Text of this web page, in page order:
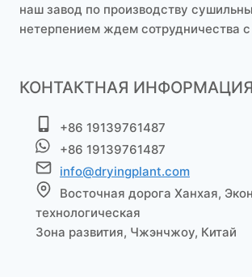
наш завод по производству
нетерпением ждем сотрудничества
КОНТАКТНАЯ ИНФОРМАЦИЯ
+86 19139761487
+86 19139761487
info@dryingplant.com
Восточная дорога Ханхая,
технологическая
Зона развития, Чжэнчжоу, Китай